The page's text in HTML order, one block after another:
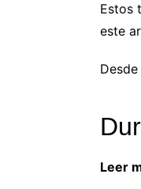
Estos
este
Leer